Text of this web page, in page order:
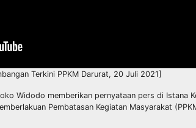
Terkini PPKM Darurat, 20 Juli 2021]
Widodo memberikan pernyataan pers di Istana
Pembatasan Kegiatan Masyarakat